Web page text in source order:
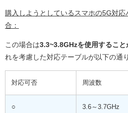
購入しようとしているスマホの5G対
合：
この場合は3.3~3.8GHzを使用すること
れを考慮した対応テーブルが以下の通り
対応可否 周波数
○ 3.6～3.7GHz